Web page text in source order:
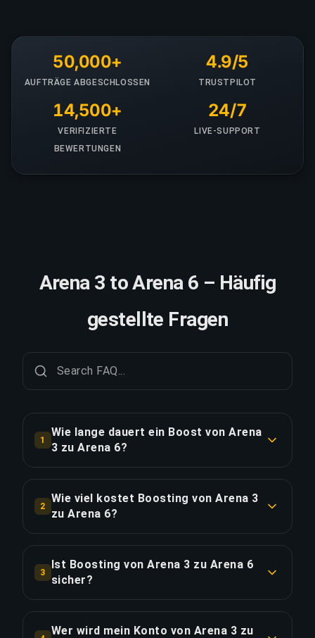
50,000+
AUFTRÄGE ABGESCHLOSSEN
4.9/5
TRUSTPILOT
14,500+
VERIFIZIERTE
BEWERTUNGEN
24/7
LIVE-SUPPORT
Arena 3 to Arena 6 – Häufig
gestellte Fragen
1
Wie lange dauert ein Boost von Arena
3 zu Arena 6?
Regel 1-6 Stunden. Mit Priority Order erfolgt die
Lieferung ca. 25% schneller.
2
Wie viel kostet Boosting von Arena 3
zu Arena 6?
€23.11 für die Standardoption. Priority Order
kostet €27.74 und das Full Package mit
LINK KOPIEREN
3
Ist Boosting von Arena 3 zu Arena 6
sicher?
passend zu Ihrer Region und spielen mit
Wer wird mein Konto von Arena 3 zu